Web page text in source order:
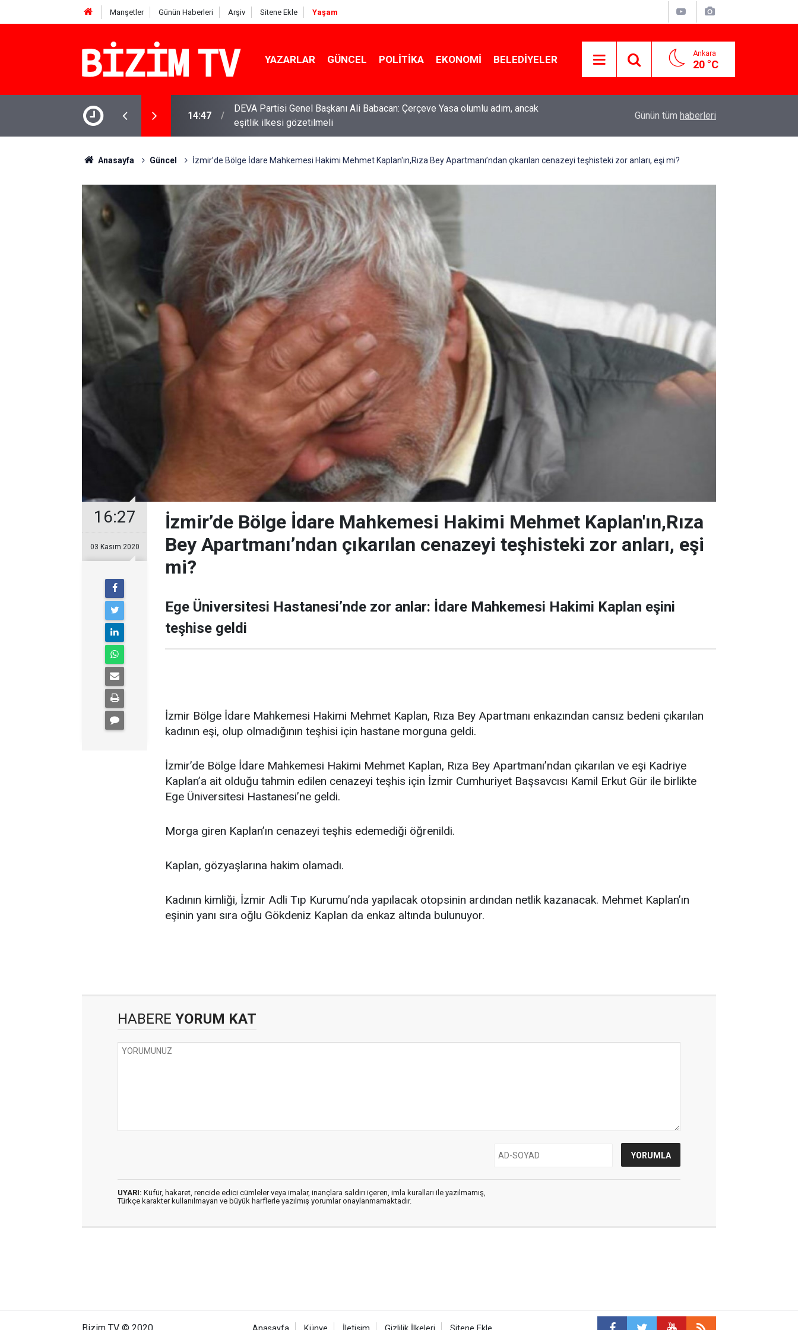
Manşetler Günün Haberleri Arşiv Sitene Ekle Yaşam
YAZARLAR GÜNCEL POLITIKA EKONOMI BELEDIYELER Ankara
20 °C
14:47
DEVA Partisi Genel Başkanı Ali Babacan: Çerçeve Yasa olumlu adım, ancak
eşitlik ilkesi gözetilmeli
11:51
YENİ Parti Genel Başkanı Özgür Özel: “Şehit ailelerinin, gazilerin yanına
operasyon geliyor!
Günün tüm haberleri
Anasayfa Güncel İzmir’de Bölge İdare Mahkemesi Hakimi Mehmet Kaplan'ın,Rıza Bey Apartmanı’ndan çıkarılan cenazeyi teşhisteki zor anları, eşi mi?
16:27
03 Kasım 2020
İzmir’de Bölge İdare Mahkemesi Hakimi Mehmet Kaplan'ın,Rıza
Bey Apartmanı’ndan çıkarılan cenazeyi teşhisteki zor anları, eşi
mi?
Ege Üniversitesi Hastanesi’nde zor anlar: İdare Mahkemesi Hakimi Kaplan eşini
teşhise geldi
İzmir Bölge İdare Mahkemesi Hakimi Mehmet Kaplan, Rıza Bey Apartmanı enkazından cansız bedeni çıkarılan
kadının eşi, olup olmadığının teşhisi için hastane morguna geldi.
İzmir’de Bölge İdare Mahkemesi Hakimi Mehmet Kaplan, Rıza Bey Apartmanı’ndan çıkarılan ve eşi Kadriye
Kaplan’a ait olduğu tahmin edilen cenazeyi teşhis için İzmir Cumhuriyet Başsavcısı Kamil Erkut Gür ile birlikte
Ege Üniversitesi Hastanesi’ne geldi.
Morga giren Kaplan’ın cenazeyi teşhis edemediği öğrenildi.
Kaplan, gözyaşlarına hakim olamadı.
Kadının kimliği, İzmir Adli Tıp Kurumu’nda yapılacak otopsinin ardından netlik kazanacak. Mehmet Kaplan’ın
eşinin yanı sıra oğlu Gökdeniz Kaplan da enkaz altında bulunuyor.
HABERE YORUM KAT
UYARI: Küfür, hakaret, rencide edici cümleler veya imalar, inançlara saldırı içeren, imla kuralları ile yazılmamış,
Türkçe karakter kullanılmayan ve büyük harflerle yazılmış yorumlar onaylanmamaktadır.